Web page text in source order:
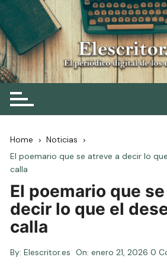
Skip
to
content
Elescritor.es
El periódico digital de los escritores
Home
Noticias
El poemario que se atreve a decir lo
calla
El poemario que
decir lo que el
calla
By: Elescritor.es On:enero 21, 2026 0